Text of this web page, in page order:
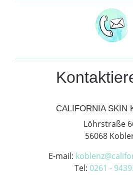
CALIFORNIA SKIN
Löhrstraße
56068
E-mail:
Tel: 0261 -